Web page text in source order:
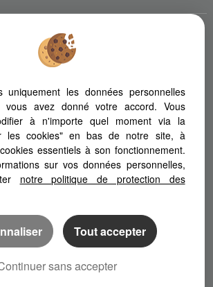
offrir un confort de lecture permanent, depuis votre
tablette ou votre smartphone, notre site s'adapte
Logiciel immobilier Adapt Immo
Site internet immobilier
Référencement immobilier
uniquement les données personnelles
vous avez donné votre accord. Vous
à n'importe quel moment via la
les cookies" en bas de notre site, à
essentiels à son fonctionnement.
sur vos données personnelles,
notre politique de protection des
Tout accepter
sans accepter